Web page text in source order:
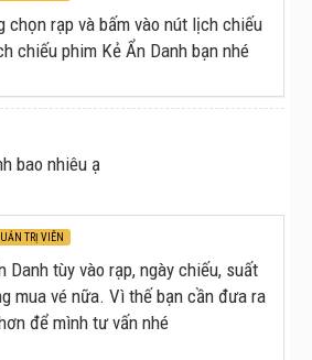
Giang, Ngô Kiến Huy, Lê Dương Bảo
Phan xuất hiện tại buổi họp báo
chọn rạp và bấm vào nút lịch chiếu
chiếu phim Kẻ Ẩn Danh bạn nhé
bao nhiêu ạ
TRỊ VIÊN
Danh tùy vào rạp, ngày chiếu, suất
mua vé nữa. Vì thế bạn cần đưa ra
để mình tư vấn nhé